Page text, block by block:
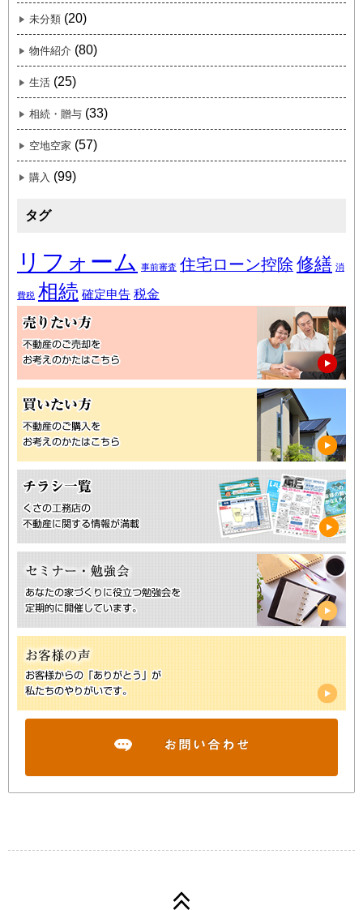
未分類 (20)
物件紹介 (80)
生活 (25)
相続・贈与 (33)
空地空家 (57)
購入 (99)
タグ
リフォーム 事前審査 住宅ローン控除 修繕 消
費税 相続 確定申告 税金